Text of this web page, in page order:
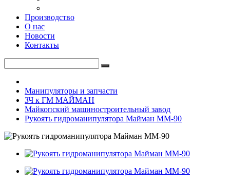
Производство
О нас
Новости
Контакты
Манипуляторы и запчасти
ЗЧ к ГМ МАЙМАН
Майкопский машиностроительный завод
Рукоять гидроманипулятора Майман ММ-90